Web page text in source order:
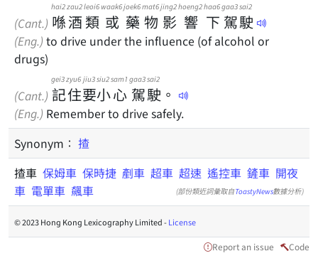
(Cant.) 喺
hai2
酒
zau2
類
leoi6
或
waak6
藥
joek6
物
mat6
影
jing2
響
hoeng2
下
haa6
駕
gaa3
駛
sai2
(Eng.) to drive under the influence (of alcohol or
drugs)
(Cant.) 記
gei3
住
zyu6
要
jiu3
小
siu2
心
sam1
駕
gaa3
駛
sai2
。
(Eng.) Remember to drive safely.
Synonym： 揸
揸車 保姆車 保時捷 剷車 超車 超速 遙控車 鏟車 開夜
車 電單車 飆車 (部份類近詞彙取自ToastyNews數據分析)
© 2023 Hong Kong Lexicography Limited -License
Report an issue Code